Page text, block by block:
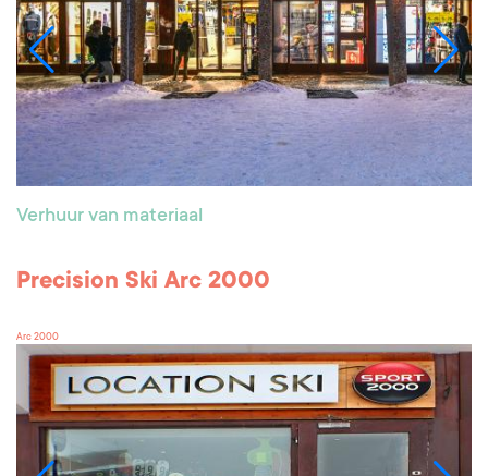
Verhuur van materiaal
Precision Ski Arc 2000
Arc 2000